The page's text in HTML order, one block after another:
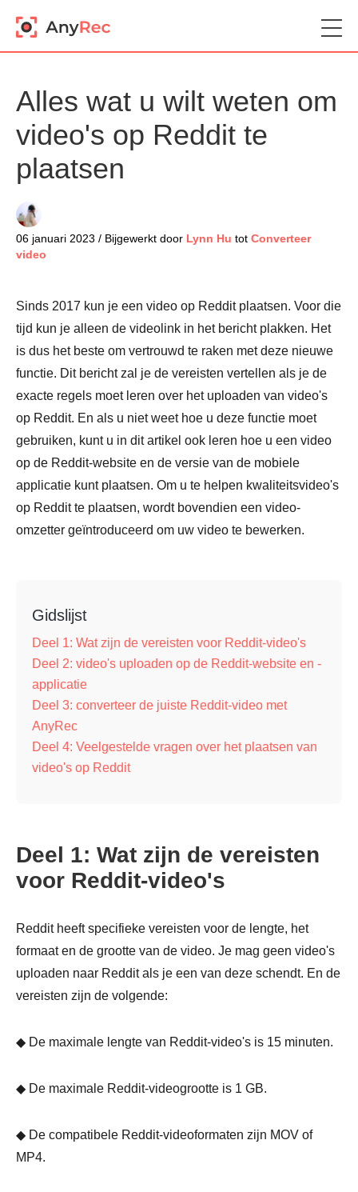
Alles wat u wilt weten om
video's op Reddit te
plaatsen
06 januari 2023 / Bijgewerkt door Lynn Hu tot Converteer
video
Sinds 2017 kun je een video op Reddit plaatsen. Voor die
tijd kun je alleen de videolink in het bericht plakken. Het
is dus het beste om vertrouwd te raken met deze nieuwe
functie. Dit bericht zal je de vereisten vertellen als je de
exacte regels moet leren over het uploaden van video's
op Reddit. En als u niet weet hoe u deze functie moet
gebruiken, kunt u in dit artikel ook leren hoe u een video
op de Reddit-website en de versie van de mobiele
applicatie kunt plaatsen. Om u te helpen kwaliteitsvideo's
op Reddit te plaatsen, wordt bovendien een video-
omzetter geïntroduceerd om uw video te bewerken.
Gidslijst
Deel 1: Wat zijn de vereisten voor Reddit-video's
Deel 2: video's uploaden op de Reddit-website en -
applicatie
Deel 3: converteer de juiste Reddit-video met
AnyRec
Deel 4: Veelgestelde vragen over het plaatsen van
video's op Reddit
Deel 1: Wat zijn de vereisten
voor Reddit-video's
Reddit heeft specifieke vereisten voor de lengte, het
formaat en de grootte van de video. Je mag geen video's
uploaden naar Reddit als je een van deze schendt. En de
vereisten zijn de volgende:
◆ De maximale lengte van Reddit-video's is 15 minuten.
◆ De maximale Reddit-videogrootte is 1 GB.
◆ De compatibele Reddit-videoformaten zijn MOV of
MP4.